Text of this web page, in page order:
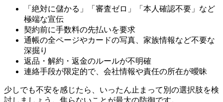
「絶対に儲かる」「審査ゼロ」「本人確認不要」など
極端な宣伝
契約前に手数料の先払いを要求
通帳の全ページやカードの写真、家族情報など不要な
深掘り
返品・解約・返金のルールが不明確
連絡手段が限定的で、会社情報や責任の所在が曖昧
少しでも不安を感じたら、いったん止まって別の選択肢を検